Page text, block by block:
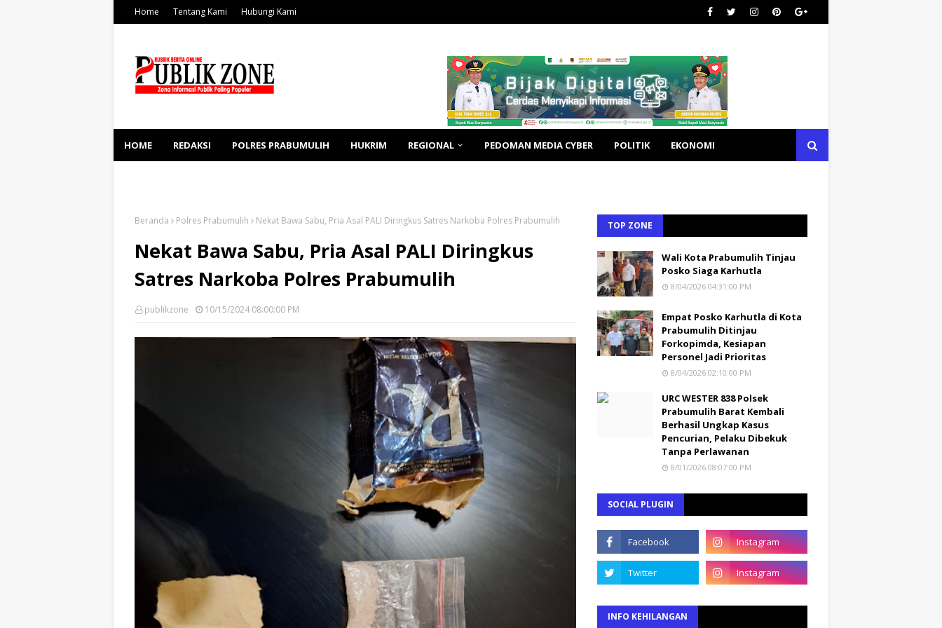
Home Tentang Kami Hubungi Kami
HOME REDAKSI POLRES PRABUMULIH HUKRIM REGIONAL PEDOMAN MEDIA CYBER POLITIK EKONOMI
Beranda Polres Prabumulih Nekat Bawa Sabu, Pria Asal PALI Diringkus Satres Narkoba Polres Prabumulih
Nekat Bawa Sabu, Pria Asal PALI Diringkus
Satres Narkoba Polres Prabumulih
publikzone 10/15/2024 08:00:00 PM
TOP ZONE
Wali Kota Prabumulih Tinjau
Posko Siaga Karhutla
8/04/2026 04:31:00 PM
Empat Posko Karhutla di Kota
Prabumulih Ditinjau
Forkopimda, Kesiapan
Personel Jadi Prioritas
8/04/2026 02:10:00 PM
URC WESTER 838 Polsek
Prabumulih Barat Kembali
Berhasil Ungkap Kasus
Pencurian, Pelaku Dibekuk
Tanpa Perlawanan
8/01/2026 08:07:00 PM
SOCIAL PLUGIN
INFO KEHILANGAN